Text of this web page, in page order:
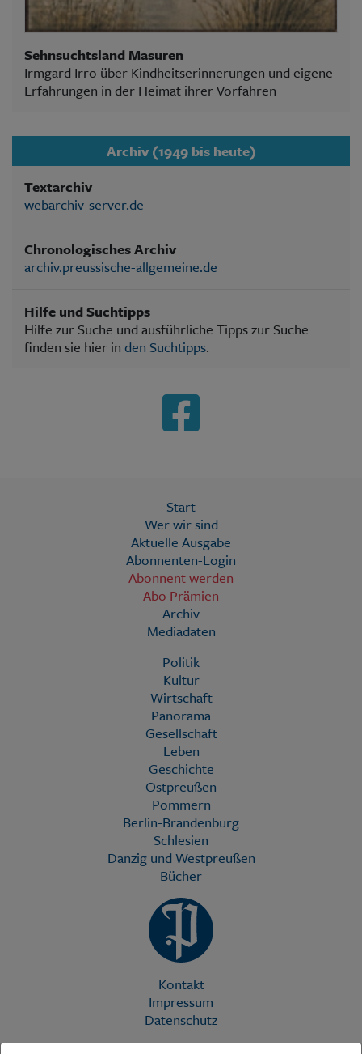
Sehnsuchtsland Masuren
Irmgard Irro über Kindheitserinnerungen und eigene
Erfahrungen in der Heimat ihrer Vorfahren
Archiv (1949 bis heute)
Textarchiv
webarchiv-server.de
Chronologisches Archiv
archiv.preussische-allgemeine.de
Hilfe und Suchtipps
Hilfe zur Suche und ausführliche Tipps zur Suche
finden sie hier in den Suchtipps.
Start
Wer wir sind
Aktuelle Ausgabe
Abonnenten-Login
Abonnent werden
Abo Prämien
Archiv
Mediadaten
Politik
Kultur
Wirtschaft
Panorama
Gesellschaft
Leben
Geschichte
Ostpreußen
Pommern
Berlin-Brandenburg
Schlesien
Danzig und Westpreußen
Bücher
Kontakt
Impressum
Datenschutz